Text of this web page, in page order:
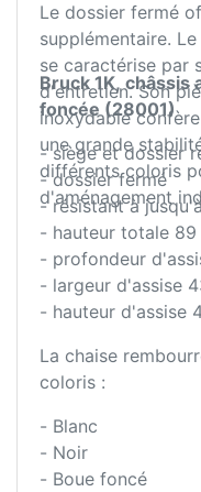
Le dossier fermé
supplémentaire.
se caractérise par
d'entretien. Son
inoxydable
une grande
différents coloris
d'aménagement
Bruck 1K, châssis
foncée (28001)
- siège et dossier
- dossier fermé
- résistant à
- hauteur totale 89
- profondeur
- largeur d'assise
- hauteur d'assise
La chaise
coloris :
- Blanc
- Noir
- Boue foncé